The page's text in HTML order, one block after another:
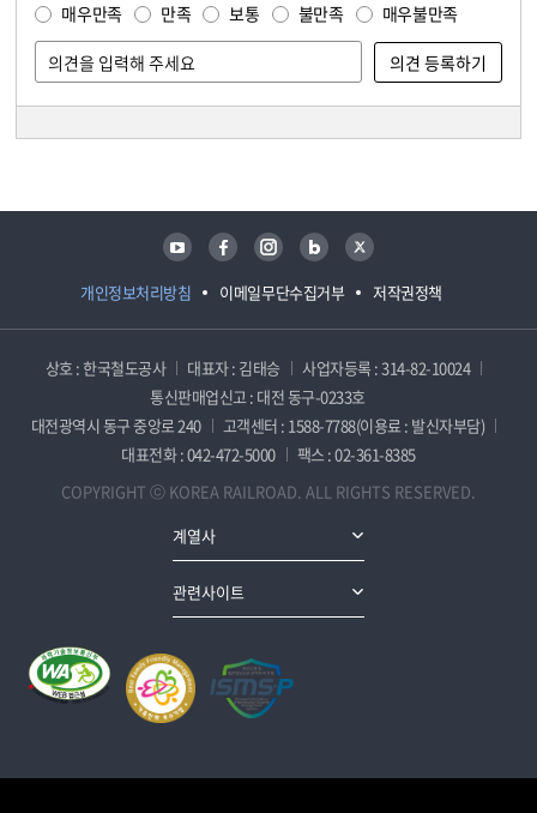
매우만족 만족 보통 불만족 매우불만족
개인정보처리방침 이메일무단수집거부 저작권정책
유튜브 페이스북 인스타그램 블로그 트위터
상호 : 한국철도공사 대표자 : 김태승
사업자등록 : 314-82-10024
통신판매업신고 : 대전 동구-0233호
대전광역시 동구 중앙로 240
고객센터 : 1588-7788(이용료 : 발신자부담)
대표전화 : 042-472-5000
팩스 : 02-361-8385
COPYRIGHT ⓒ KOREA RAILROAD. ALL RIGHTS RESERVED.
계열사
관련사이트